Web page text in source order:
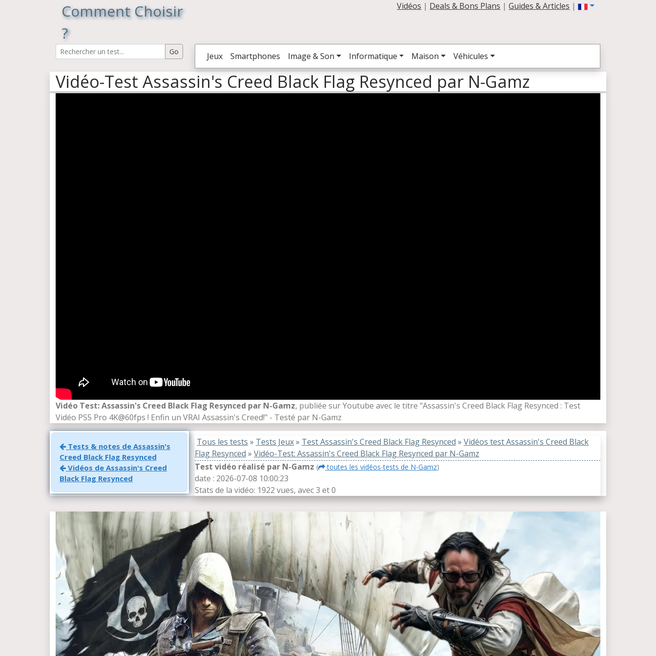
Comment Choisir
?
Vidéos | Deals & Bons Plans |Guides & Articles |
Jeux Smartphones Image & Son Informatique Maison Véhicules
Vidéo-Test Assassin's Creed Black Flag Resynced par N-Gamz
Vidéo Test: Assassin's Creed Black Flag Resynced par N-Gamz, publiée sur Youtube avec le titre "Assassin's Creed Black Flag Resynced : Test
Vidéo PS5 Pro 4K@60fps ! Enfin un VRAI Assassin's Creed!" - Testé par N-Gamz
Tests & notes de Assassin's
Creed Black Flag Resynced
Vidéos de Assassin's Creed
Black Flag Resynced
Tous les tests » Tests Jeux» Test Assassin's Creed Black Flag Resynced » Vidéos test Assassin's Creed Black
Flag Resynced » Vidéo-Test: Assassin's Creed Black Flag Resynced par N-Gamz
Test vidéo réalisé par N-Gamz ( toutes les vidéos-tests de N-Gamz)
date : 2026-07-08 10:00:23
Stats de la vidéo: 1922 vues, avec 3 et 0